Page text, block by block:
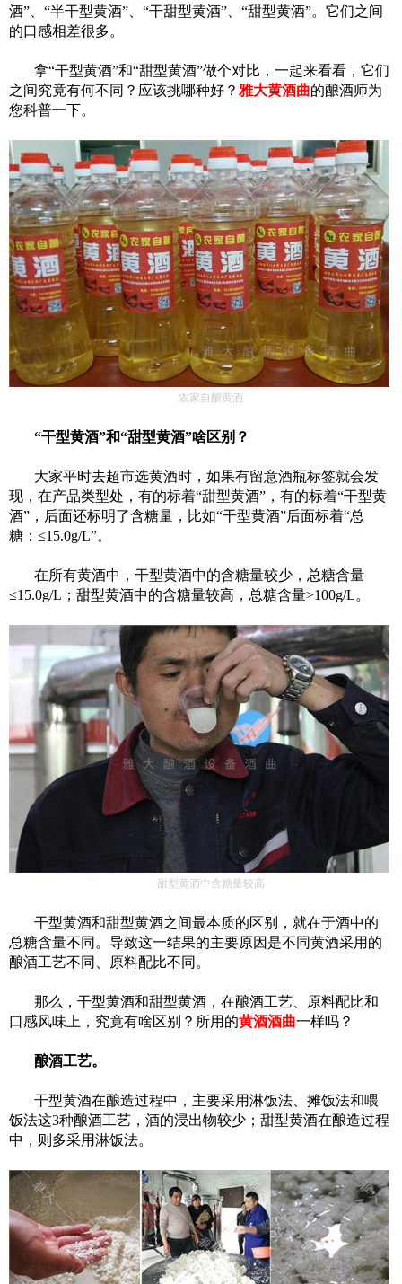
酒”、“半干型黄酒”、“干甜型黄酒”、“甜型黄酒”。 它们之间
的口感相差很多。
拿“干型黄酒”和“甜型黄酒”做个对比，一起来看看，它们
之间究竟有何不同？应该挑哪种好？ 雅大黄酒曲的酿酒师为
您科普一下。
农家自酿黄酒
“干型黄酒”和“甜型黄酒”啥区别？
大家平时去超市选黄酒时，如果有留意酒瓶标签就会发
现，在产品类型处，有的标着“甜型黄酒”， 有的标着“干型黄
酒”，后面还标明了含糖量， 比如“干型黄酒”后面标着“总
糖： ≤15.0g/L”。
在所有黄酒中， 干型黄酒中的含糖量较少，总糖含量
≤15.0g/L；甜型黄酒中的含糖量较高，总糖含量>100g/L。
甜型黄酒中 含糖量较高
干型黄酒和甜型黄酒之间最本质的区别，就在于酒中的
总糖含量不同。 导致这一结果的主要原因是不同黄酒采用的
酿酒工艺不同、原料配比不同。
那么， 干型黄酒和甜型黄酒，在酿酒工艺、原料配比和
口感风味上，究竟有啥区别？ 所用的黄酒酒曲一样吗？
酿酒工艺。
干型黄酒在酿造过程中，主要采用淋饭法、摊饭法和喂
饭法这3种酿酒工艺，酒的浸出物较少；甜型黄酒在酿造过程
中，则多采用淋饭法。